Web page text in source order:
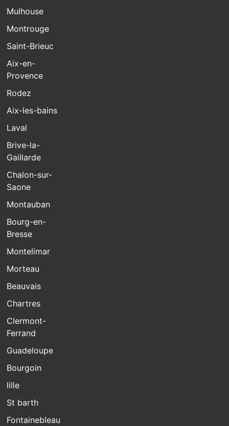
Mulhouse
Montrouge
Saint-Brieuc
Aix-en-
Provence
Rodez
Aix-les-bains
Laval
Brive-la-
Gaillarde
Chalon-sur-
Saone
Montauban
Bourg-en-
Bresse
Montelimar
Morteau
Beauvais
Chartres
Clermont-
Ferrand
Guadeloupe
Bourgoin
lille
St barth
Fontainebleau